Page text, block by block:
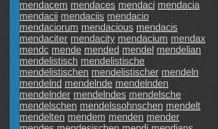
mendacem mendaces mendaci mendacia
mendacii mendaciis mendacio
mendaciorum mendacious mendacis
mendaciter mendacity mendacium mendax
mendc mende mended mendel mendelian
mendelistisch mendelistische
mendelistischen mendelistischer mendeln
mendelnd mendelnde mendelnden
mendelnder mendelndes mendelsche
mendelschen mendelssohnschen mendelt
mendelten mendem menden mender